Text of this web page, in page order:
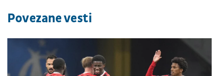
Povezane vesti